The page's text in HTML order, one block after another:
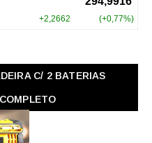
C/ 2 BATERIAS